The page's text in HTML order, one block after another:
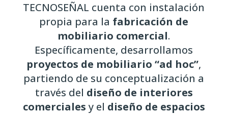
TECNOSEÑAL cuenta con instalación
propia para la fabricación de
mobiliario comercial.
Específicamente, desarrollamos
proyectos de mobiliario “ad hoc”,
partiendo de su conceptualización a
través del diseño de interiores
comercialesy el diseño de espacios